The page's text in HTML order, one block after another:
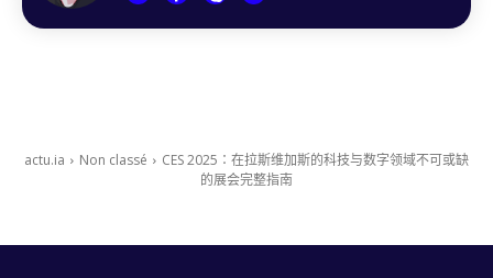
actu.ia Non classé
CES 2025：在拉斯维加斯的科技与数字领域不可或缺
的展会完整指南